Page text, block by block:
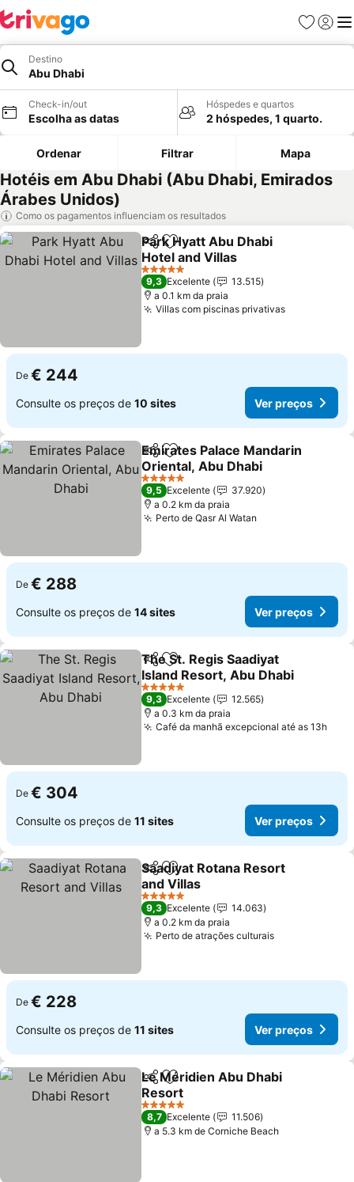
Favoritos
Iniciar
Destino
Abu Dhabi
Check-in/out
Escolha as datas
Hóspedes e quartos
2 hóspedes, 1 quarto.
Ordenar Filtrar Mapa
Hotéis em Abu Dhabi (Abu Dhabi, Emirados
Árabes Unidos)
Como os pagamentos influenciam os resultados
PartilharAdicionar aos favoritos
Park Hyatt Abu Dhabi
Hotel and Villas
Ver preços
5 Estrelas
9,3 Excelente
13.515
a 0.1 km da praia
Villas com piscinas privativasVer preços
De € 244
Consulte os preços de 10 sites Ver preços
PartilharAdicionar aos favoritos
Emirates Palace Mandarin
Oriental, Abu Dhabi
Ver preços
5 Estrelas
9,5 Excelente
37.920
a 0.2 km da praia
Perto de Qasr Al Watan
De € 288
Consulte os preços de 14 sites Ver preços
PartilharAdicionar aos favoritos
The St. Regis Saadiyat
Island Resort, Abu Dhabi
Ver preços
5 Estrelas
9,3 Excelente
12.565
a 0.3 km da praia
Café da manhã excepcional até as 13hVer
De € 304
Consulte os preços de 11 sites Ver preços
PartilharAdicionar aos favoritos
Saadiyat Rotana Resort
and Villas
Ver preços
5 Estrelas
9,3 Excelente
14.063
a 0.2 km da praia
Perto de atrações culturaisVer preços
De € 228
Consulte os preços de 11 sites Ver preços
PartilharAdicionar aos favoritos
Le Méridien Abu Dhabi
Resort
Ver preços
5 Estrelas
8,7 Excelente
11.506
a 5.3 km de Corniche Beach